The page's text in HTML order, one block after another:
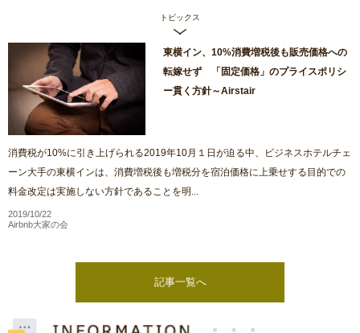
トピックス
東横イン、10%消費増税後も販売価格への
転嫁せず 「固定価格」のプライスポリシ
ー貫く方針～Airstair
消費税が10%に引き上げられる2019年10月１日が迫る中、ビジネスホテルチェ
ーン大手の東横インは、消費増税後も増税分を宿泊価格に上乗せする目的での
料金改定は実施しない方針であることを明...
2019/10/22
Airbnb大家の会
記事一覧へ